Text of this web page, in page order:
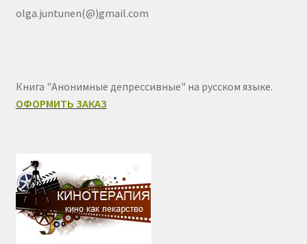
olga.juntunen(@)gmail.com
Книга "Анонимные депрессивные" на русском языке.
ОФОРМИТЬ ЗАКАЗ